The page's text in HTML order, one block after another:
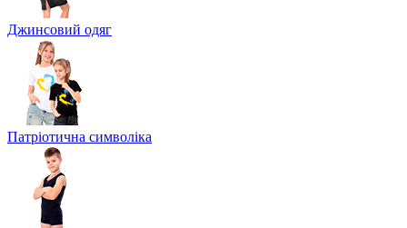
Джинсовий одяг
Патріотична символіка